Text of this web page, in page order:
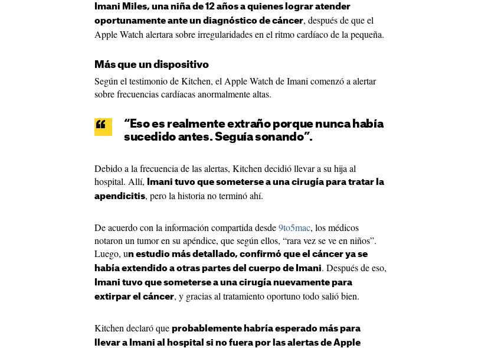
Imani Miles, una niña de 12 años a quienes lograr atender
oportunamente ante un diagnóstico de cáncer, después de que el
Apple Watch alertara sobre irregularidades en el ritmo cardíaco de la pequeña.
Más que un dispositivo
Según el testimonio de Kitchen, el Apple Watch de Imani comenzó a alertar
sobre frecuencias cardíacas anormalmente altas.
“Eso es realmente extraño porque nunca había
sucedido antes. Seguía sonando”.
Debido a la frecuencia de las alertas, Kitchen decidió llevar a su hija al
hospital. Allí,
Imani tuvo que someterse a una cirugía para tratar la
apendicitis, pero la historia no terminó ahí.
De acuerdo con la información compartida desde9to5mac, los médicos
notaron un tumor en su apéndice, que según ellos, “rara vez se ve en niños”.
Luego, un estudio más detallado, confirmó que el cáncer ya se
había extendido a otras partes del cuerpo de Imani. Después de eso,
Imani tuvo que someterse a una cirugía nuevamente para
extirpar el cáncer, y gracias al tratamiento oportuno todo salió bien.
Kitchen declaró que probablemente habría esperado más para
llevar a Imani al hospital si no fuera por las alertas de Apple